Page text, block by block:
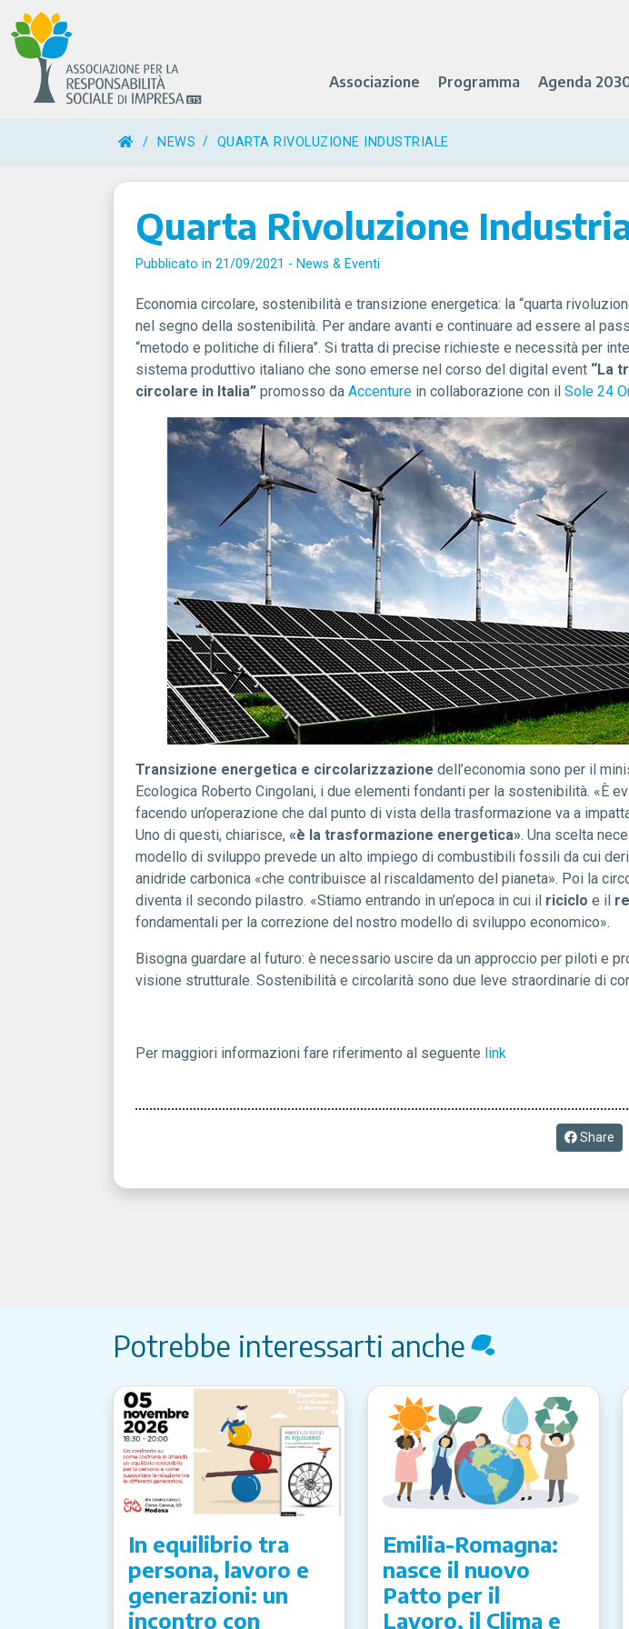
Associazione Programma Agenda
/ NEWS QUARTA RIVOLUZIONE INDUSTRIALE
Quarta Rivoluzione
Pubblicato in 21/09/2021 - News & Eventi
Economia circolare, sostenibilità e transizione energetica: la “quarta
nel segno della sostenibilità. Per andare avanti e continuare ad essere al
“metodo e politiche di filiera”. Si tratta di precise richieste e necessità per
sistema produttivo italiano che sono emerse nel corso del digital event “La
circolare in Italia” promosso da Accenture in collaborazione con il Sole 24
Transizione energetica e circolarizzazione dell’economia sono per il
Ecologica Roberto Cingolani, i due elementi fondanti per la sostenibilità. «È
facendo un’operazione che dal punto di vista della trasformazione va a
Uno di questi, chiarisce, «è la trasformazione energetica». Una scelta
modello di sviluppo prevede un alto impiego di combustibili fossili da cui
anidride carbonica «che contribuisce al riscaldamento del pianeta». Poi la
diventa il secondo pilastro. «Stiamo entrando in un’epoca in cui il riciclo e il
fondamentali per la correzione del nostro modello di sviluppo economico».
Bisogna guardare al futuro: è necessario uscire da un approccio per piloti e
visione strutturale. Sostenibilità e circolarità sono due leve straordinarie di
Per maggiori informazioni fare riferimento al seguente link
Share
Potrebbe interessarti anche
In equilibrio tra
persona, lavoro e
generazioni: un
incontro con
Emilia-Romagna:
nasce il nuovo
Patto per il
Lavoro, il Clima e